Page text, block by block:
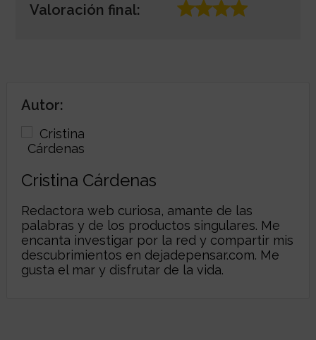
Valoración final:
Autor:
Cristina Cárdenas
Redactora web curiosa, amante de las
palabras y de los productos singulares. Me
encanta investigar por la red y compartir mis
descubrimientos en dejadepensar.com. Me
gusta el mar y disfrutar de la vida.